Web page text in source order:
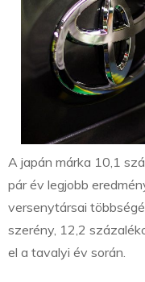
A japán márka 10,1
pár év legjobb
versenytársai
szerény, 12,2
el a tavalyi év során.